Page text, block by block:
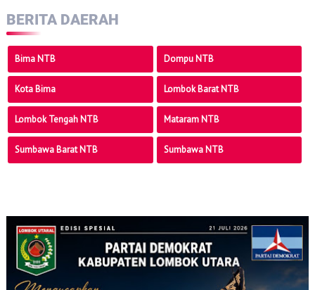
BERITA DAERAH
Bima NTB Dompu NTB
Kota Bima Lombok Barat NTB
Lombok Tengah NTB Mataram NTB
Sumbawa Barat NTB Sumbawa NTB